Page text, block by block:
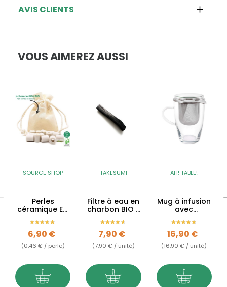
AVIS CLIENTS
VOUS AIMEREZ AUSSI
SOURCE SHOP
Perles
céramique EM
purificatrices
d'eau
Prix
6,90 €
(0,46 € / perle)
TAKESUMI
Filtre à eau en
charbon BIO -
Binchotan
Prix
7,90 €
(7,90 € / unité)
AH! TABLE!
Mug à infusion
avec
couvercle &
filtre en inox -
35cl
Prix
16,90 €
(16,90 € / unité)